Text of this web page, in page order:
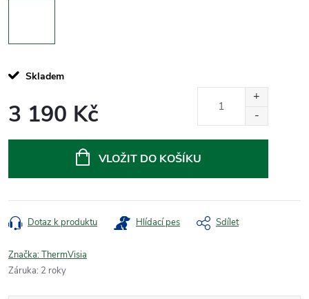
Skladem
3 190 Kč
VLOŽIT DO KOŠÍKU
Dotaz k produktu Hlídací pes Sdílet
Značka:ThermVisia
Záruka: 2 roky